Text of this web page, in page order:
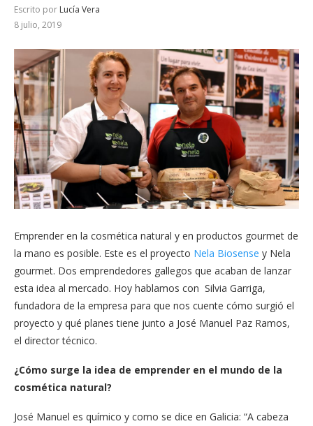
Escrito por Lucía Vera
8 julio, 2019
Emprender en la cosmética natural y en productos gourmet de
la mano es posible. Este es el proyecto Nela Biosense y Nela
gourmet. Dos emprendedores gallegos que acaban de lanzar
esta idea al mercado. Hoy hablamos con Silvia Garriga,
fundadora de la empresa para que nos cuente cómo surgió el
proyecto y qué planes tiene junto a José Manuel Paz Ramos,
el director técnico.
¿Cómo surge la idea de emprender en el mundo de la
cosmética natural?
José Manuel es químico y como se dice en Galicia: “A cabeza